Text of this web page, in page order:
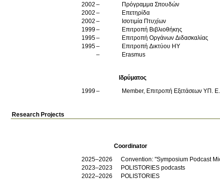
2002
Πρόγραμμα Σπουδών
2002
Επετηρίδα
2002
Ισοτιμία Πτυχίων
1999
Επιτροπή Βιβλιοθήκης
1995
Επιτροπή Οργάνων Διδασκαλίας
1995
Επιτροπή Δικτύου ΗΥ
Erasmus
Ιδρύματος
1999
Member, Επιτροπή Εξετάσεων ΥΠ.
Research Projects
Coordinator
2025–2026
Convention: "Symposium Podcast
2023–2023
POLISTORIES podcasts
2022–2026
POLISTORIES